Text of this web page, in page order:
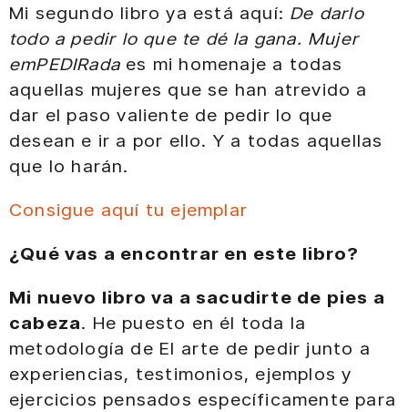
Mi segundo libro ya está aquí: De darlo
todo a pedir lo que te dé la gana. Mujer
emPEDIRada es mi homenaje a todas
aquellas mujeres que se han atrevido a
dar el paso valiente de pedir lo que
desean e ir a por ello. Y a todas aquellas
que lo harán.
Consigue aquí tu ejemplar
¿Qué vas a encontrar en este libro?
Mi nuevo libro va a sacudirte de pies a
cabeza. He puesto en él toda la
metodología de El arte de pedir junto a
experiencias, testimonios, ejemplos y
ejercicios pensados específicamente para